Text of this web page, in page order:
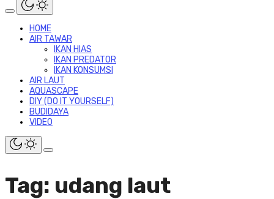
HOME
AIR TAWAR
IKAN HIAS
IKAN PREDATOR
IKAN KONSUMSI
AIR LAUT
AQUASCAPE
DIY (DO IT YOURSELF)
BUDIDAYA
VIDEO
Tag: udang laut